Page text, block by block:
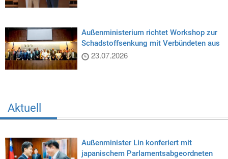
Außenministerium richtet Workshop zur
Schadstoffsenkung mit Verbündeten aus
23.07.2026
Aktuell
Außenminister Lin konferiert mit
japanischem Parlamentsabgeordneten